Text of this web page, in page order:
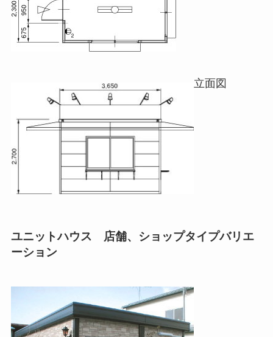
立面図
ユニットハウス 店舗、ショップタイプバリエ
ーション